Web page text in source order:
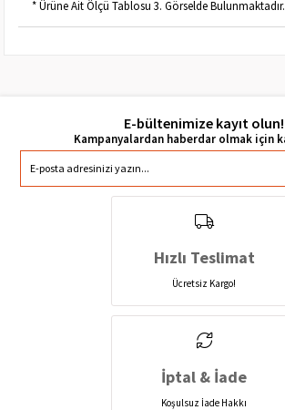
* Ürüne Ait Ölçü Tablosu 3. Görselde Bulunmaktadır.
E-bültenimize kayıt olun!
Hızlı Teslimat
Ücretsiz Kargo!
İptal & İade
Koşulsuz İade Hakkı